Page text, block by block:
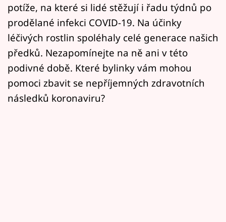
Sledujte nás
potíže, na které si lidé stěžují i řadu týdnů po
prodělané infekci COVID-19. Na účinky
léčivých rostlin spoléhaly celé generace našich
předků. Nezapomínejte na ně ani v této
podivné době. Které bylinky vám mohou
pomoci zbavit se nepříjemných zdravotních
následků koronaviru?